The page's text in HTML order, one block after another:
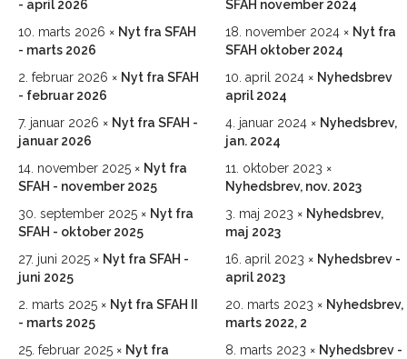
- april 2026
10. marts 2026
Nyt fra SFAH
- marts 2026
2. februar 2026
Nyt fra SFAH
- februar 2026
7. januar 2026
Nyt fra SFAH -
januar 2026
14. november 2025
Nyt fra
SFAH - november 2025
30. september 2025
Nyt fra
SFAH - oktober 2025
27. juni 2025
Nyt fra SFAH -
juni 2025
2. marts 2025
Nyt fra SFAH II
- marts 2025
25. februar 2025
Nyt fra
SFAH november 2024
18. november 2024
Nyt fra
SFAH oktober 2024
10. april 2024
Nyhedsbrev
april 2024
4. januar 2024
Nyhedsbrev,
jan. 2024
11. oktober 2023
Nyhedsbrev, nov. 2023
3. maj 2023
Nyhedsbrev,
maj 2023
16. april 2023
Nyhedsbrev -
april 2023
20. marts 2023
Nyhedsbrev,
marts 2022, 2
8. marts 2023
Nyhedsbrev -